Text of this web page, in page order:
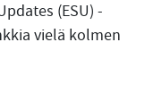
(ESU) -
vielä kolmen